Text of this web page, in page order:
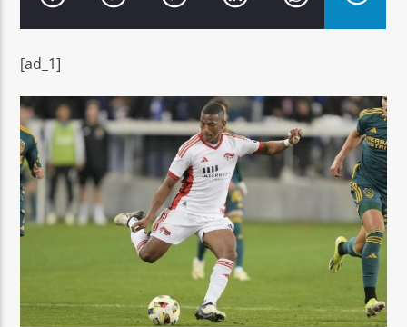
Señal FM
[ad_1]